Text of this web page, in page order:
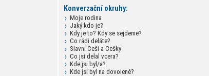
Konverzační okruhy:
Moje rodina
Jaký kdo je?
Kdy je to? Kdy se sejdeme?
Co rádi deláte?
Slavní Ceši a Cešky
Co jsi delal vcera?
Kde jsi byl/a?
Kde jsi byl na dovolené?